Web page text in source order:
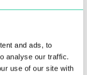
and ads, to
analyse our traffic.
use of our site with
y